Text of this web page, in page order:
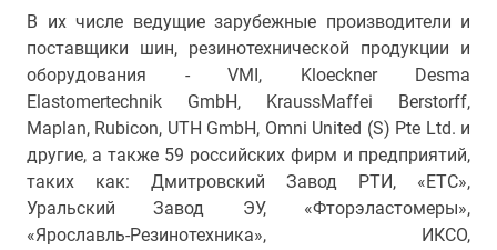
В их числе ведущие зарубежные производители и
поставщики шин, резинотехнической продукции и
оборудования - VMI, Kloeckner Desma
Elastomertechnik GmbH, KraussMaffei Berstorff,
Maplan, Rubicon, UTH GmbH, Omni United (S) Pte Ltd. и
другие, а также 59 российских фирм и предприятий,
таких как: Дмитровский Завод РТИ, «ЕТС»,
Уральский Завод ЭУ, «Фторэластомеры»,
«Ярославль-Резинотехника», ИКСО,